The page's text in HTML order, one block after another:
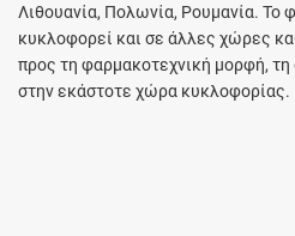
Λιθουανία, Πολωνία, Ρουμανία. Το
κυκλοφορεί και σε άλλες χώρες
προς τη φαρμακοτεχνική μορφή,
στην εκάστοτε χώρα κυκλοφορίας.